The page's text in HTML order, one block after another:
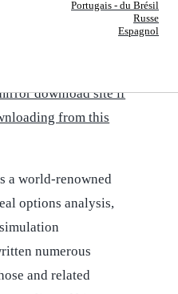
Portugais - du Brésil
Russe
Espagnol
download site if
from this
a world-renowned
options analysis,
numerous
and related